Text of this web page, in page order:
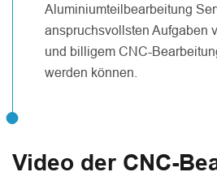
Aluminiumteilbearbeitung
anspruchsvollsten Aufgaben
und billigem CNC-
werden können.
Video der CNC-